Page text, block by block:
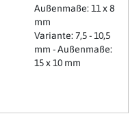
Außenmaße: 11 x 8
mm
Variante: 7,5 - 10,5
mm - Außenmaße:
15 x 10 mm